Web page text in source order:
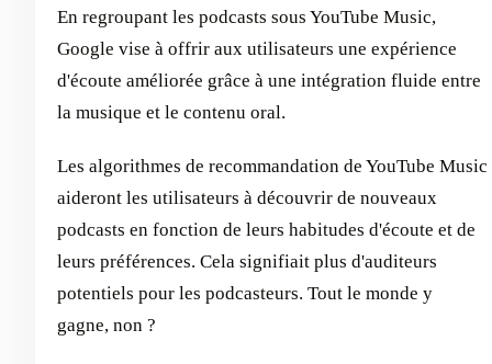
En regroupant les podcasts sous YouTube Music,
Google vise à offrir aux utilisateurs une expérience
d'écoute améliorée grâce à une intégration fluide entre
la musique et le contenu oral.
Les algorithmes de recommandation de YouTube Music
aideront les utilisateurs à découvrir de nouveaux
podcasts en fonction de leurs habitudes d'écoute et de
leurs préférences. Cela signifiait plus d'auditeurs
potentiels pour les podcasteurs. Tout le monde y
gagne, non ?